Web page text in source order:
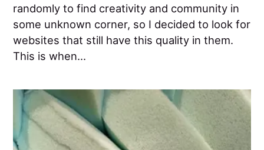
randomly to find creativity and community in
some unknown corner, so I decided to look for
websites that still have this quality in them.
This is when...